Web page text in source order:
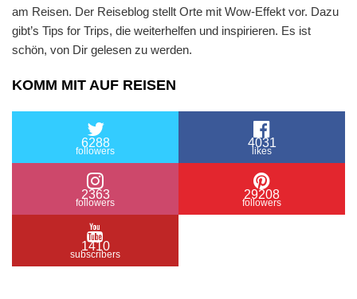
am Reisen. Der Reiseblog stellt Orte mit Wow-Effekt vor. Dazu
gibt’s Tips for Trips, die weiterhelfen und inspirieren. Es ist
schön, von Dir gelesen zu werden.
KOMM MIT AUF REISEN
6288
followers
4031
likes
2363
followers
29208
followers
1410
subscribers